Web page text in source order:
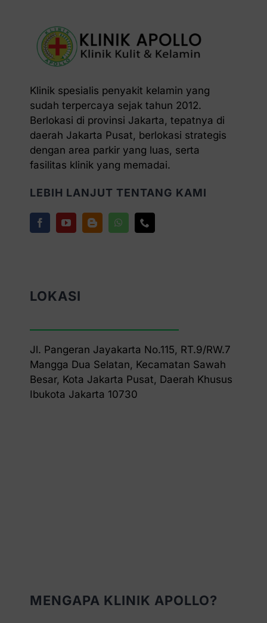
Klinik spesialis penyakit kelamin yang
sudah terpercaya sejak tahun 2012.
Berlokasi di provinsi Jakarta, tepatnya di
daerah Jakarta Pusat, berlokasi strategis
dengan area parkir yang luas, serta
fasilitas klinik yang memadai.
LEBIH LANJUT TENTANG KAMI
LOKASI
Jl. Pangeran Jayakarta No.115, RT.9/RW.7
Mangga Dua Selatan, Kecamatan Sawah
Besar, Kota Jakarta Pusat, Daerah Khusus
Ibukota Jakarta 10730
MENGAPA KLINIK APOLLO?